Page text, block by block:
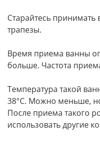
Старайтесь принимать
трапезы.
Время приема ванны
больше. Частота
Температура такой
38°С. Можно меньше,
После приема такого
использовать другие